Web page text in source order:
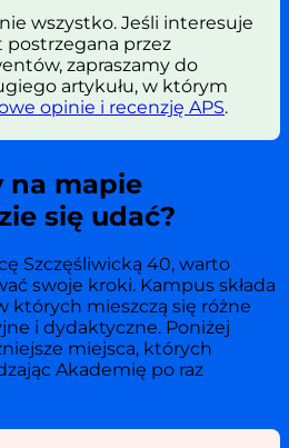
wszystko. Jeśli interesuje
postrzegana przez
zapraszamy do
artykułu, w którym
opinie i recenzję APS.
na mapie
się udać?
Szczęśliwicką 40, warto
swoje kroki. Kampus składa
których mieszczą się różne
i dydaktyczne. Poniżej
miejsca, których
Akademię po raz